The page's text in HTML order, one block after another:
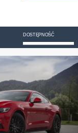
DOSTĘPNOŚĆ